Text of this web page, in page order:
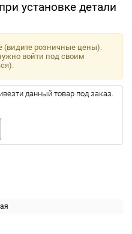
установке детали
(видите розничные цены).
войти под своим
данный товар под заказ.